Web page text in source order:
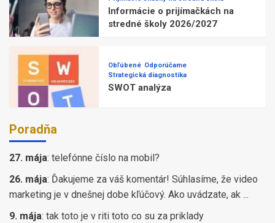
Informácie o prijímačkách na
stredné školy 2026/2027
Obľúbené Odporúčame
Strategická diagnostika
SWOT analýza
Poradňa
27. mája: telefónne číslo na mobil?
26. mája: Ďakujeme za váš komentár! Súhlasíme, že video
marketing je v dnešnej dobe kľúčový. Ako uvádzate, ak ...
9. mája: tak toto je v riti toto co su za priklady